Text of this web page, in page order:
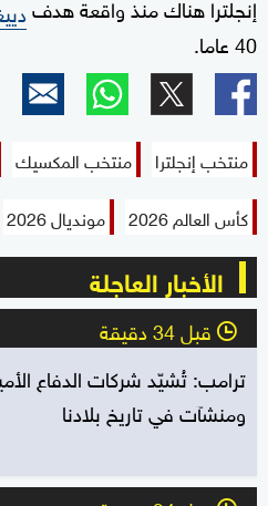
إنجلترا هناك منذ واقعة هدف
40 عاما.
منتخب إنجلترا منتخب المكسيك
كأس العالم 2026
مونديال 2026
الأخبار العاجلة
l قبل 34 دقيقة
ترامب: تُشيّد شركات الدفاع
ومنشآت في تاريخ بلادنا